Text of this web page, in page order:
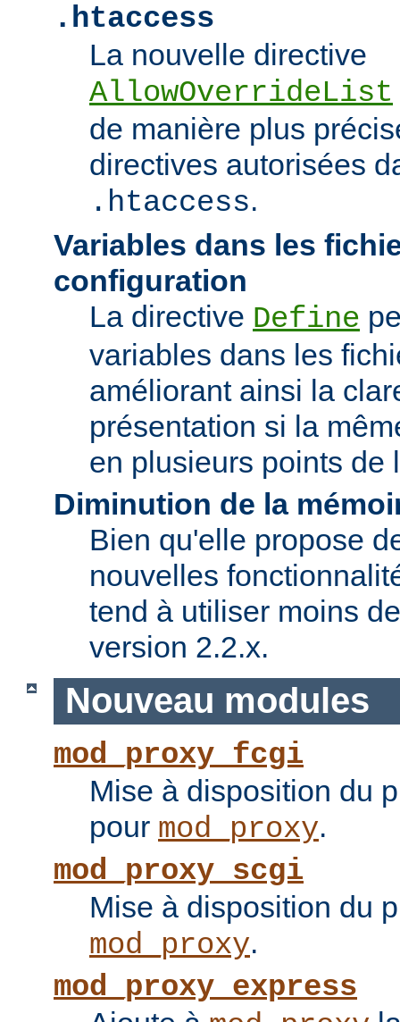
.htaccess
La nouvelle directive
AllowOverrideList
de manière plus
directives autorisées
.htaccess.
Variables dans les
configuration
La directive Define
variables dans les
améliorant ainsi la
présentation si la
en plusieurs points de
Diminution de la
Bien qu'elle propose
nouvelles
tend à utiliser moins
version 2.2.x.
Nouveau modules
mod_proxy_fcgi
Mise à disposition du
pour mod_proxy.
mod_proxy_scgi
Mise à disposition du
mod_proxy.
mod_proxy_express